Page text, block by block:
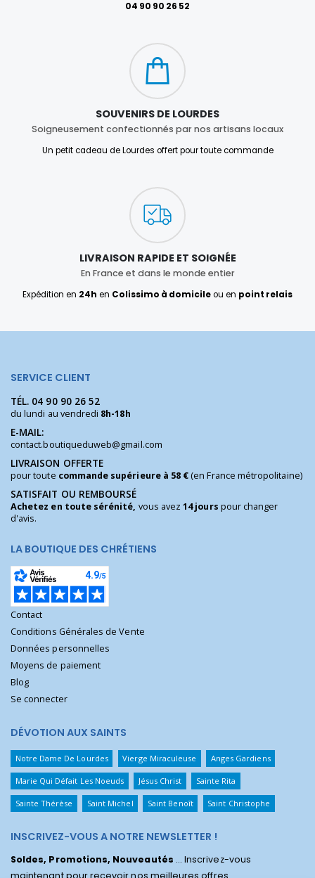
04 90 90 26 52
SOUVENIRS DE LOURDES
Soigneusement confectionnés par nos artisans locaux
Un petit cadeau de Lourdes offert pour toute commande
LIVRAISON RAPIDE ET SOIGNÉE
En France et dans le monde entier
Expédition en 24h en Colissimo à domicileou en point relais
SERVICE CLIENT
TÉL. 04 90 90 26 52
du lundi au vendredi 8h-18h
E-MAIL:
contact.boutiqueduweb@gmail.com
LIVRAISON OFFERTE
pour toute commande supérieure à 58 €(en France métropolitaine)
SATISFAIT OU REMBOURSÉ
Achetez en toute sérénité, vous avez14 jours pour changer
d'avis.
LA BOUTIQUE DES CHRÉTIENS
Contact
Conditions Générales de Vente
Données personnelles
Moyens de paiement
Blog
Se connecter
DÉVOTION AUX SAINTS
Notre Dame De Lourdes Vierge Miraculeuse Anges Gardiens
Marie Qui Défait Les Noeuds Jésus Christ Sainte Rita
Sainte Thérèse Saint Michel Saint Benoît Saint Christophe
INSCRIVEZ-VOUS A NOTRE NEWSLETTER !
Soldes, Promotions, Nouveautés ... Inscrivez-vous
maintenant pour recevoir nos meilleures offres.